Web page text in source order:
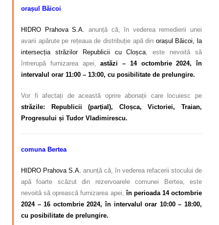
orașul Băicoi
HIDRO Prahova S.A. anunță că, în vederea remedierii unei
avarii apărute pe rețeaua de distribuție apă din orașul Băicoi, la
intersecția străzilor Republicii cu Cloșca, este nevoită să
întrerupă furnizarea apei,astăzi – 14 octombrie 2024, în
intervalul orar 11:00 – 13:00, cu posibilitate de prelungire.
Vor fi afectați de această oprire abonații care locuiesc pe
străzile: Republicii (parțial), Cloșca, Victoriei, Traian,
Progresului și Tudor Vladimirescu.
comuna Bertea
HIDRO Prahova S.A. anunță că, în vederea refacerii stocului de
apă foarte scăzut din rezervoarele comunei Bertea, este
nevoită să oprească furnizarea apei, în perioada 14 octombrie
2024 – 16 octombrie 2024, în intervalul orar 10:00 – 18:00,
cu posibilitate de prelungire.